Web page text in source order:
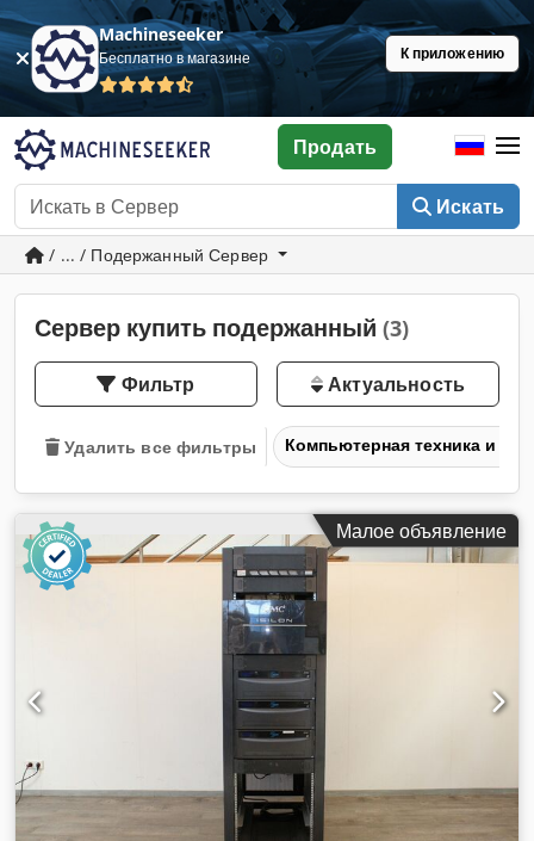
Machineseeker
Бесплатно в магазине К приложению
Искать
Продать
/ ... / Подержанный Сервер
Сервер купить подержанный (3)
Фильтр Актуальность
Удалить все фильтры Компьютерная техника и
Малое объявление